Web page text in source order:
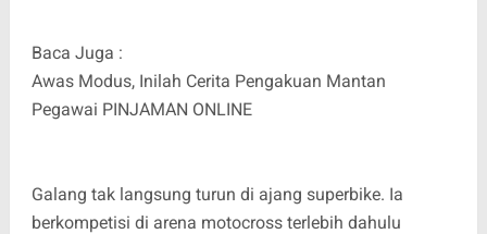
Baca Juga :
Awas Modus, Inilah Cerita Pengakuan Mantan
Pegawai PINJAMAN ONLINE
Galang tak langsung turun di ajang superbike. Ia
berkompetisi di arena motocross terlebih dahulu